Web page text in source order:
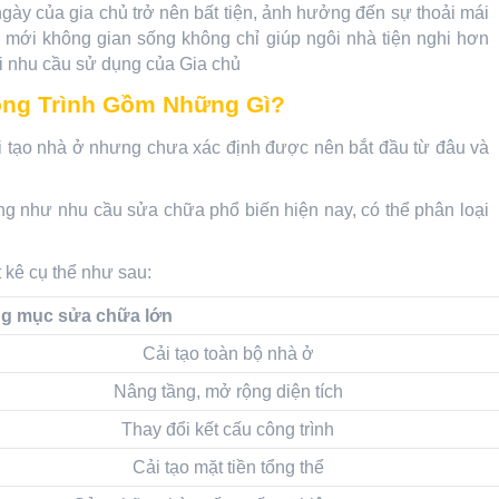
của gia chủ trở nên bất tiện, ảnh hưởng đến sự thoải mái
không gian sống không chỉ giúp ngôi nhà tiện nghi hơn
cầu sử dụng của Gia chủ
Trình Gồm Những Gì?
nhà ở nhưng chưa xác định được nên bắt đầu từ đâu và
như nhu cầu sửa chữa phổ biến hiện nay, có thể phân loại
cụ thể như sau:
mục sửa chữa lớn
Cải tạo toàn bộ nhà ở
Nâng tầng, mở rộng diện tích
Thay đổi kết cấu công trình
Cải tạo mặt tiền tổng thể